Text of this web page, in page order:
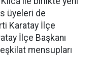
üyeleri de
Karatay İlçe
İlçe Başkanı
mensupları